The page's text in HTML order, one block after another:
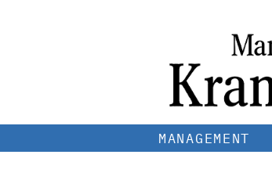
MANAGEMENT